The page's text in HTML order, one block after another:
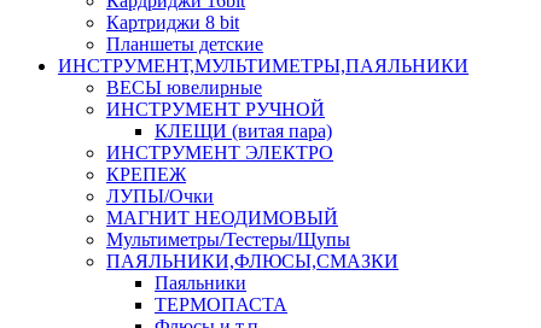
Картриджи 8 bit
Планшеты детские
ИНСТРУМЕНТ,МУЛЬТИМЕТРЫ,ПАЯЛЬНИКИ
ВЕСЫ ювелирные
ИНСТРУМЕНТ РУЧНОЙ
КЛЕЩИ (витая пара)
ИНСТРУМЕНТ ЭЛЕКТРО
КРЕПЕЖ
ЛУПЫ/Очки
МАГНИТ НЕОДИМОВЫЙ
Мультиметры/Тестеры/Щупы
ПАЯЛЬНИКИ,ФЛЮСЫ,СМАЗКИ
Паяльники
ТЕРМОПАСТА